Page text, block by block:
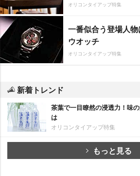
オリコンタイアップ特集
一番似合う登場人
ウオッチ
オリコンタイアップ特集
新着トレンド
茶葉で一目瞭然の浸透力！味
は
オリコンタイアップ特集
もっと見る